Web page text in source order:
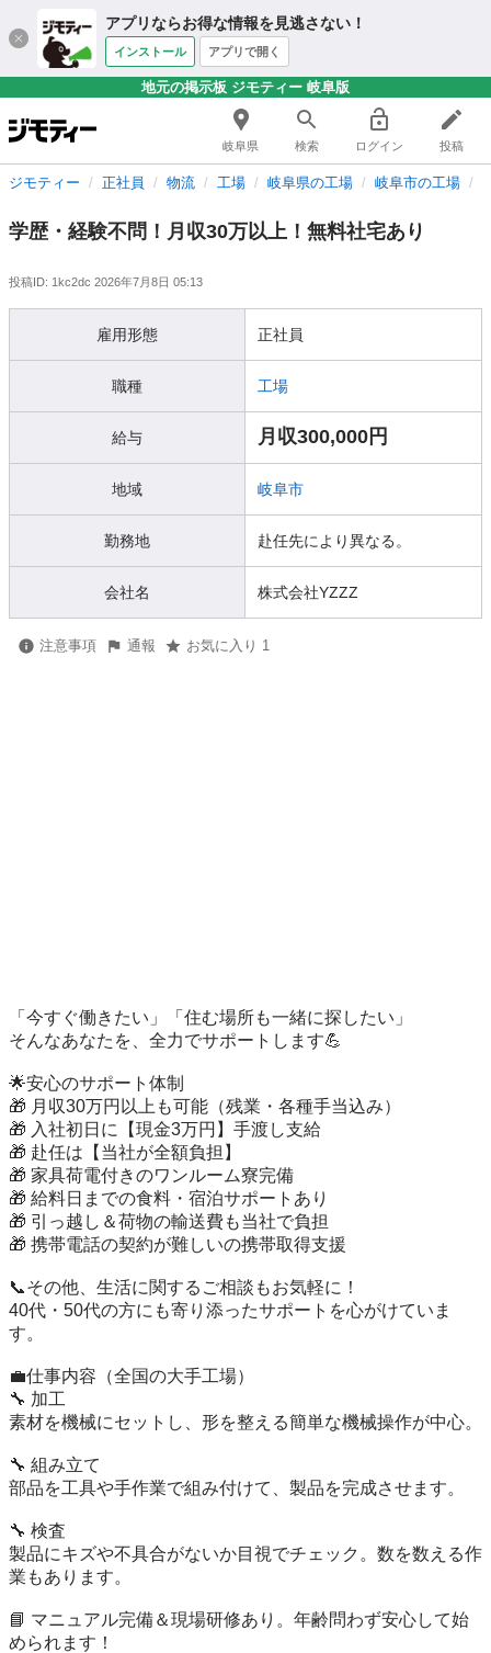
アプリならお得な情報を見逃さない！
インストール アプリで開く
地元の掲示板 ジモティー 岐阜版
岐阜県 検索 ログイン 投稿
ジモティー 正社員 物流 工場 岐阜県の工場 岐阜市の工場
学歴・経験不問！月収30万以上！無料社宅あり
投稿ID: 1kc2dc 2026年7月8日 05:13
雇用形態 正社員
職種 工場
給与 月収300,000円
地域 岐阜市
勤務地 赴任先により異なる。
会社名 株式会社YZZZ
注意事項 通報 お気に入り 1
「今すぐ働きたい」「住む場所も一緒に探したい」
そんなあなたを、全力でサポートします💪
🌟安心のサポート体制
🎁 月収30万円以上も可能（残業・各種手当込み）
🎁 入社初日に【現金3万円】手渡し支給
🎁 赴任は【当社が全額負担】
🎁 家具荷電付きのワンルーム寮完備
🎁 給料日までの食料・宿泊サポートあり
🎁 引っ越し＆荷物の輸送費も当社で負担
🎁 携帯電話の契約が難しいの携帯取得支援
📞その他、生活に関するご相談もお気軽に！
40代・50代の方にも寄り添ったサポートを心がけていま
す。
💼仕事内容（全国の大手工場）
🔧 加工
素材を機械にセットし、形を整える簡単な機械操作が中心。
🔧 組み立て
部品を工具や手作業で組み付けて、製品を完成させます。
🔧 検査
製品にキズや不具合がないか目視でチェック。数を数える作
業もあります。
📘 マニュアル完備＆現場研修あり。年齢問わず安心して始
められます！